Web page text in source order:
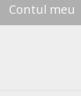
Contul meu